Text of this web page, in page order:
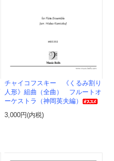
チャイコフスキー 《くるみ割り
人形》組曲（全曲） フルートオ
ーケストラ（神岡英夫編）
3,000円(内税)